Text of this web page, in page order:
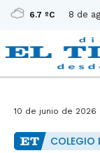
6.7 ºC 8 de
10 de junio de 2026
COLEGIO